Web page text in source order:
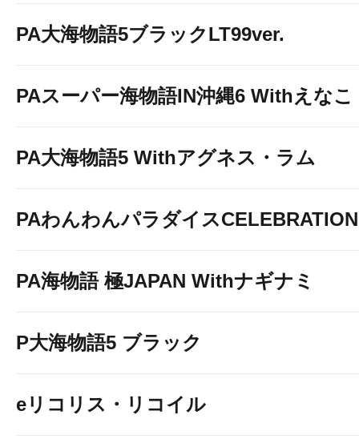
PA大海物語5ブラックLT99ver.
PAスーパー海物語IN沖縄6 Withえなこ
PA大海物語5 Withアグネス・ラム
PAわんわんパラダイスCELEBRATION
PA海物語 極JAPAN Withナギナミ
P大海物語5 ブラック
eリコリス・リコイル